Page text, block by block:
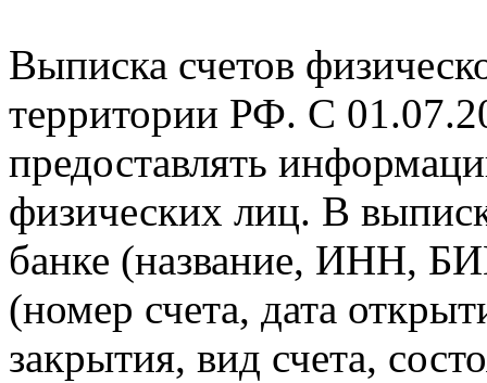
Выписка счетов
территории РФ. С
предоставлять
физических лиц. В
банке (название, ИНН,
(номер счета, дата
закрытия, вид счета,